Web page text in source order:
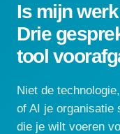
Is mijn
Drie
tool
Niet de
of AI je organisatie
die je wilt voeren